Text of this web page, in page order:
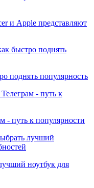
и Apple представляют
поднять популярность
- путь к популярности
ноутбук для